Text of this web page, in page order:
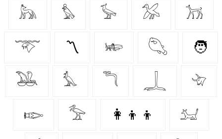
𓃦 𓅊 𓅚 𓅮 𓃡
𓄅 〽 𓆧 𓆡 🧑
𓅒 𓅘 𓆕 𓆆 𓄀
𓆢 𓅡 👩‍👦‍👦 𓃫